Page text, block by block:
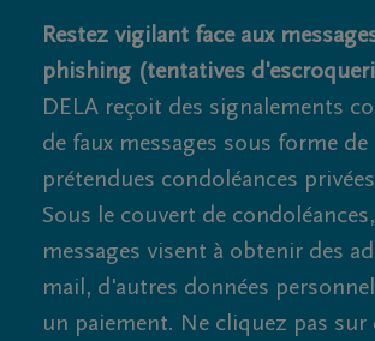
Restez vigilant face aux
phishing (tentatives
DELA reçoit des signalements
de faux messages sous forme de
prétendues condoléances
Sous le couvert de
messages visent à obtenir des
mail, d'autres données
un paiement. Ne cliquez pas sur